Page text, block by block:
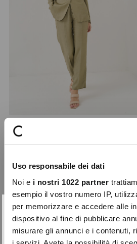
Uso responsabile dei dati
Noi e i nostri 1022 partner
esempio il vostro numero IP,
per memorizzare e accedere alle
dispositivo al fine di pubblicare
misurare gli annunci e i contenuti,
i servizi. Avete la possibilità di
Laboratorio collection are an
essential piece for the office o ...
reduced
from
€109.00to €76.30
-50%SUBSCRIBE TO